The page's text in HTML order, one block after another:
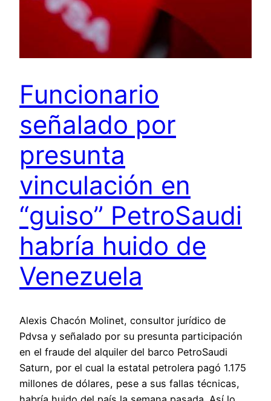
Funcionario
señalado por
presunta
vinculación en
“guiso” PetroSaudi
habría huido de
Venezuela
Alexis Chacón Molinet, consultor jurídico de
Pdvsa y señalado por su presunta participación
en el fraude del alquiler del barco PetroSaudi
Saturn, por el cual la estatal petrolera pagó 1.175
millones de dólares, pese a sus fallas técnicas,